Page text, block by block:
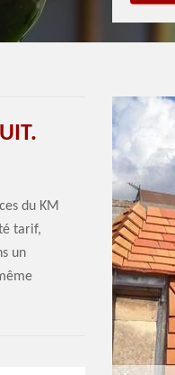
du KM
tarif,
un